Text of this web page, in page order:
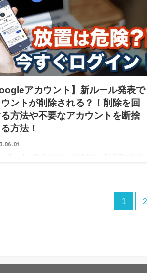
アカウント】新ルール発表で
ントが削除される？！削除を回
方法や不要なアカウントを断捨
方法！
1 2